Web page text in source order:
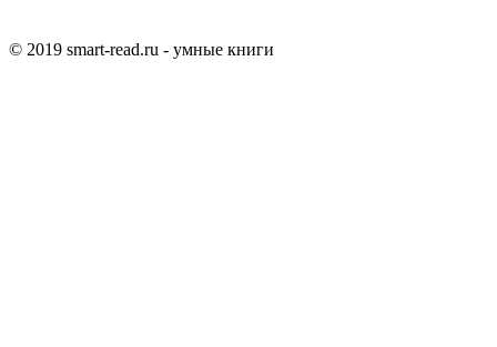
© 2019 smart-read.ru - умные книги